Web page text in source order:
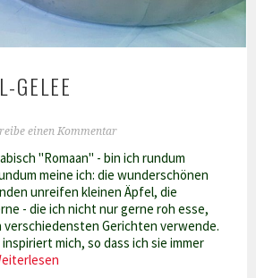
GELEE
einen Kommentar
"Romaan" - bin ich rundum
meine ich: die wunderschönen
unreifen kleinen Äpfel, die
- die ich nicht nur gerne roh esse,
verschiedensten Gerichten verwende.
mich, so dass ich sie immer